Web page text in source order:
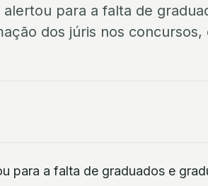
para a falta de
dos júris nos concursos,
para a falta de graduados e